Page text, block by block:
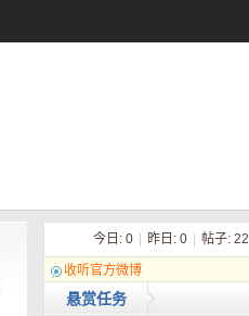
今日: 0 昨日: 0 帖子: 22
收听官方微博
悬赏任务